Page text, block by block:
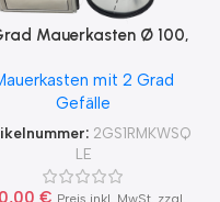
Mauerkasten Ø 100,
Dunstabzug
2GS1-R-
MKWSQLE, runter zur
Haube mit Aluflex
mit 2 Grad
Gefälle
2GS1RMKWSQ
LE
€ Preis inkl. MwSt. zzgl.